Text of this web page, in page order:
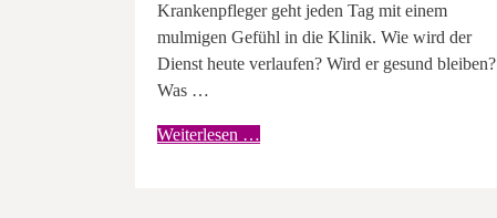
Krankenpfleger geht jeden Tag mit einem
mulmigen Gefühl in die Klinik. Wie wird der
Dienst heute verlaufen? Wird er gesund bleiben?
Was …
Weiterlesen …